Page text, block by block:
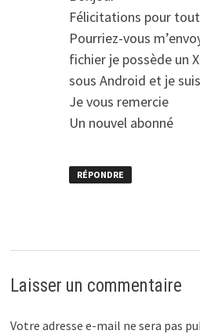
Félicitations pour
Pourriez-vous
fichier je possède un
sous Android et je
Je vous remercie
Un nouvel abonné
RÉPONDRE
Laisser un commentaire
Votre adresse e-mail ne sera pas